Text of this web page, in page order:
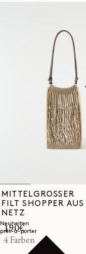
Neuheiten
prêt-à-porter
MITTELGROSSER
FILT SHOPPER AUS
NETZ
Normaler
Preis
190€
4 Farben